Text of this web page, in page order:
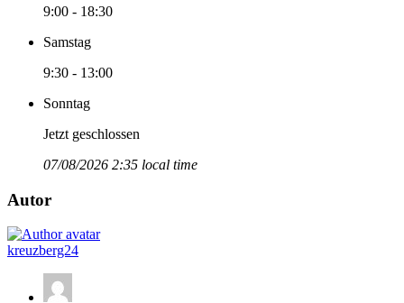
9:00 - 18:30
Samstag
9:30 - 13:00
Sonntag
Jetzt geschlossen
07/08/2026 2:35 local time
Autor
kreuzberg24